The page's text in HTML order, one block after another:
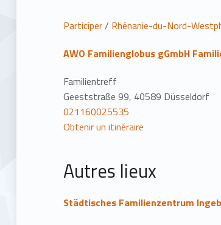
L
i
e
u
Participer/ Rhénanie-du-Nord-
AWO Familienglobus gGmbH
Familientreff
Geeststraße 99, 40589 Düsseldorf
021160025535
Obtenir un itinéraire
Autres lieux
Städtisches Familienzentrum